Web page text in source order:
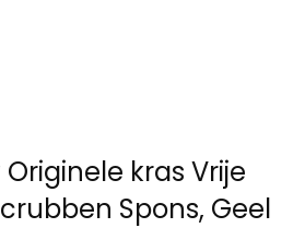
kras Vrije
Spons, Geel